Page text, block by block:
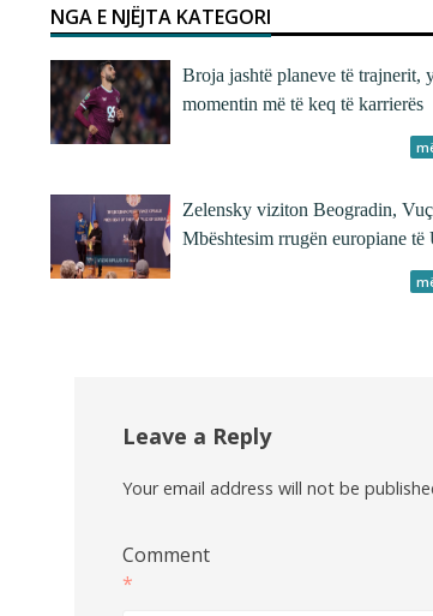
NGA E NJËJTA KATEGORI
Broja jashtë planeve të trajnerit,
momentin më të keq të karrierës
Zelensky viziton Beogradin,
Mbështesim rrugën europiane të
Leave a Reply
Your email address will not be
Comment
*